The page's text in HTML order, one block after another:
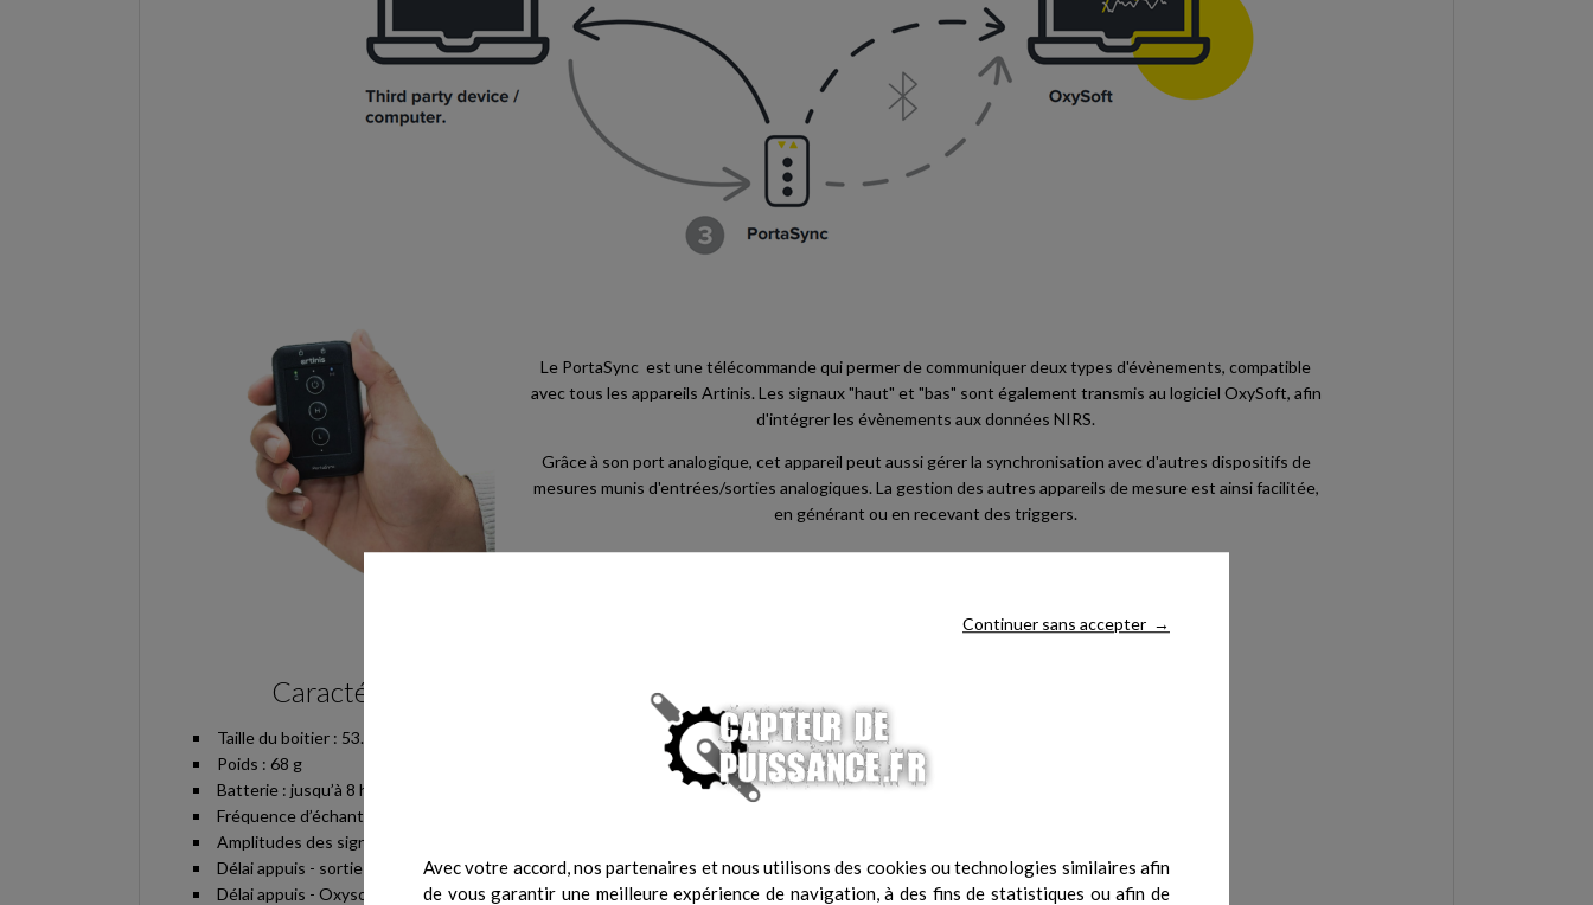
Continuer sans accepter →
Avec votre accord, nos partenaires et nous utilisons des cookies ou technologies similaires afin
de vous garantir une meilleure expérience de navigation, à des fins de statistiques ou afin de
Le PortaSync est une télécommande qui permer de communiquer deux types d'évènements, compatible
avec tous les appareils Artinis. Les signaux "haut" et "bas" sont également transmis au logiciel OxySoft, afin
d'intégrer les évènements aux données NIRS.
Grâce à son port analogique, cet appareil peut aussi gérer la synchronisation avec d'autres dispositifs de
mesures munis d'entrées/sorties analogiques. La gestion des autres appareils de mesure est ainsi facilitée,
en générant ou en recevant des triggers.
Caractéristiques
Taille du boitier : 53.5 x 84.5 x 15.9 mm
Poids : 68 g
Batterie : jusqu’à 8 h
Fréquence d’échantillonnage : 100 Hz
Amplitudes des signaux : 2.5 et 5 V
Délai appuis - sortie analogique : instantanné
Délai appuis - Oxysoft (Bluetooth) : < 200 ms